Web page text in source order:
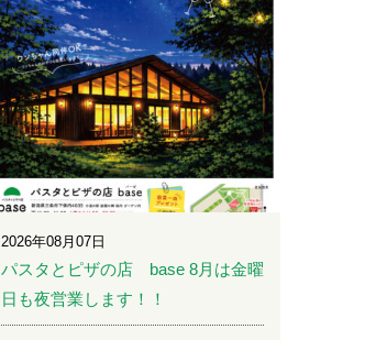
2026年08月07日
パスタとピザの店 base 8月は金曜
日も夜営業します！！